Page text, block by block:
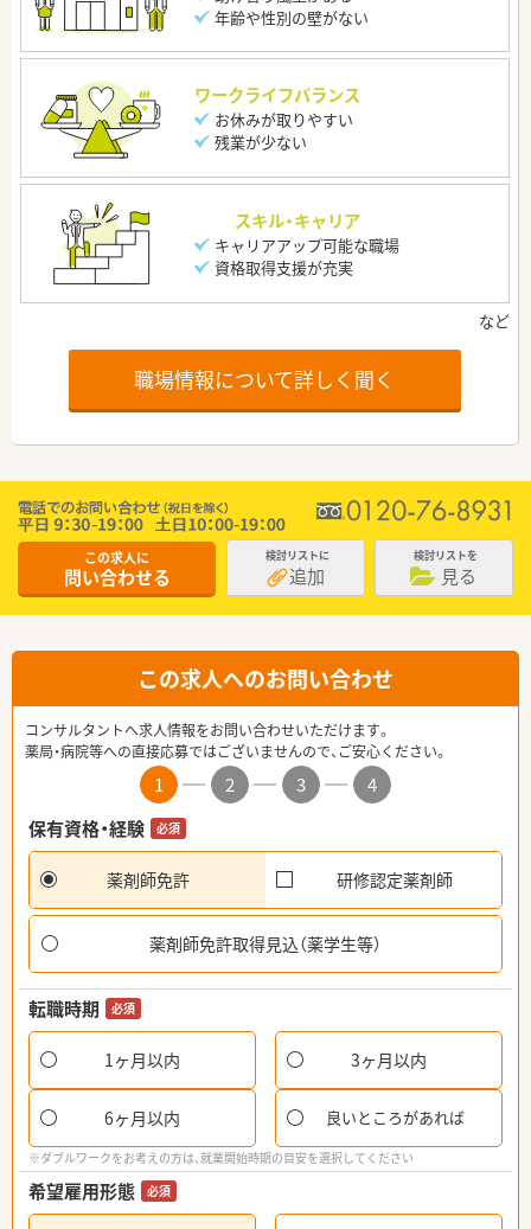
年齢や性別の壁がない
ワークライフバランス
お休みが取りやすい
残業が少ない
スキル・キャリア
キャリアアップ可能な職場
資格取得支援が充実
職場情報について詳しく聞く
この求人に
問い合わせる
検討リストに
追加
検討リストを
見る
この求人へのお問い合わせ
コンサルタントへ求人情報をお問い合わせいただけます。
薬局・病院等への直接応募ではございませんので、ご安心ください。
1 2 3
4
保有資格・経験
必須
薬剤師免許 研修認定薬剤師
薬剤師免許取得見込（薬学生等）
転職時期 必須
1ヶ月以内 3ヶ月以内
6ヶ月以内 良いところがあれば
※ダブルワークをお考えの方は、就業開始時期の目安を選択してください
希望雇用形態 必須